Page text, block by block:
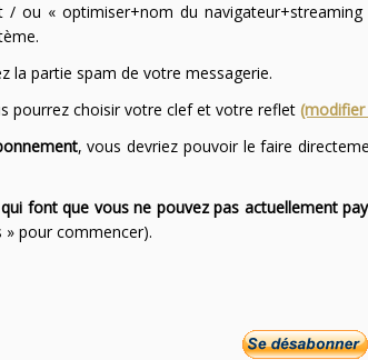
/ ou « optimiser+nom du
la partie spam de votre messagerie.
pourrez choisir votre clef et votre reflet
, vous devriez pouvoir le faire
font que vous ne pouvez pas actuellement
» pour commencer).